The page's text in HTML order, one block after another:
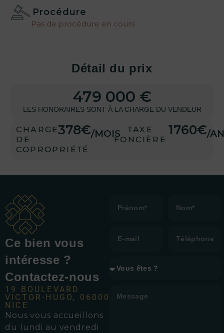
Procédure
Pas de procédure en cours
Détail du prix
479 000 €
LES HONORAIRES SONT À LA CHARGE DU VENDEUR
CHARGE
DE
COPROPRIÉTÉ
378€/MOIS
TAXE
FONCIÈRE
1760€/
Ce bien vous
intéresse ?
Contactez-nous
19 BOULEVARD
VICTOR-HUGO, 06000
NICE
Nous vous accueillons
d u lundi au vendredi